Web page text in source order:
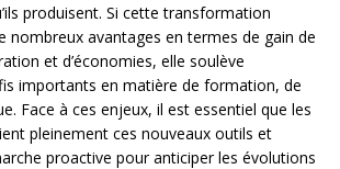
produisent. Si cette transformation
nombreux avantages en termes de gain de
et d’économies, elle soulève
importants en matière de formation, de
Face à ces enjeux, il est essentiel que les
pleinement ces nouveaux outils et
proactive pour anticiper les évolutions